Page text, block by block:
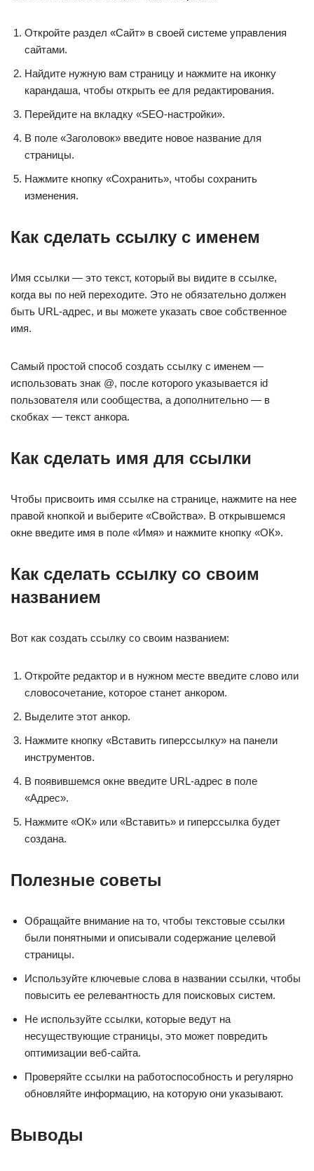
Откройте раздел «Сайт» в своей системе управления
сайтами.
Найдите нужную вам страницу и нажмите на иконку
карандаша, чтобы открыть ее для редактирования.
Перейдите на вкладку «SEO-настройки».
В поле «Заголовок» введите новое название для
страницы.
Нажмите кнопку «Сохранить», чтобы сохранить
изменения.
Как сделать ссылку с именем
Имя ссылки — это текст, который вы видите в ссылке,
когда вы по ней переходите. Это не обязательно должен
быть URL-адрес, и вы можете указать свое собственное
имя.
Самый простой способ создать ссылку с именем —
использовать знак @, после которого указывается id
пользователя или сообщества, а дополнительно — в
скобках — текст анкора.
Как сделать имя для ссылки
Чтобы присвоить имя ссылке на странице, нажмите на нее
правой кнопкой и выберите «Свойства». В открывшемся
окне введите имя в поле «Имя» и нажмите кнопку «ОК».
Как сделать ссылку со своим
названием
Вот как создать ссылку со своим названием:
Откройте редактор и в нужном месте введите слово или
словосочетание, которое станет анкором.
Выделите этот анкор.
Нажмите кнопку «Вставить гиперссылку» на панели
инструментов.
В появившемся окне введите URL-адрес в поле
«Адрес».
Нажмите «ОК» или «Вставить» и гиперссылка будет
создана.
Полезные советы
Обращайте внимание на то, чтобы текстовые ссылки
были понятными и описывали содержание целевой
страницы.
Используйте ключевые слова в названии ссылки, чтобы
повысить ее релевантность для поисковых систем.
Не используйте ссылки, которые ведут на
несуществующие страницы, это может повредить
оптимизации веб-сайта.
Проверяйте ссылки на работоспособность и регулярно
обновляйте информацию, на которую они указывают.
Выводы